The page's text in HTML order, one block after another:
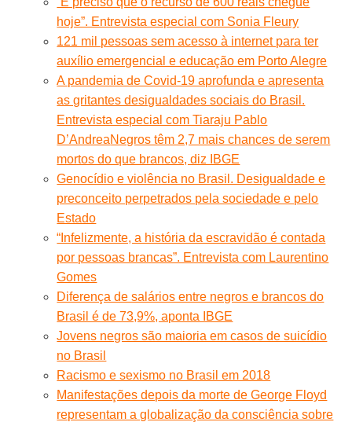
hoje”. Entrevista especial com Sonia Fleury
121 mil pessoas sem acesso à internet para ter
auxílio emergencial e educação em Porto Alegre
A pandemia de Covid-19 aprofunda e apresenta
as gritantes desigualdades sociais do Brasil.
Entrevista especial com Tiaraju Pablo
D’AndreaNegros têm 2,7 mais chances de serem
mortos do que brancos, diz IBGE
Genocídio e violência no Brasil. Desigualdade e
preconceito perpetrados pela sociedade e pelo
Estado
“Infelizmente, a história da escravidão é contada
por pessoas brancas”. Entrevista com Laurentino
Gomes
Diferença de salários entre negros e brancos do
Brasil é de 73,9%, aponta IBGE
Jovens negros são maioria em casos de suicídio
no Brasil
Racismo e sexismo no Brasil em 2018
Manifestações depois da morte de George Floyd
representam a globalização da consciência sobre